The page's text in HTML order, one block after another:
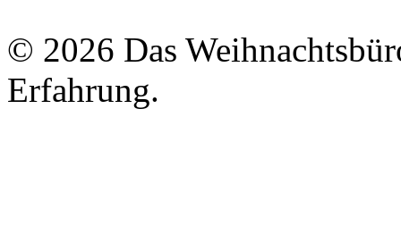
© 2026 Das
Erfahrung.